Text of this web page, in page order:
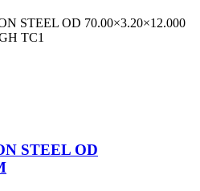
STEEL OD 70.00×3.20×12.000
TC1
STEEL OD